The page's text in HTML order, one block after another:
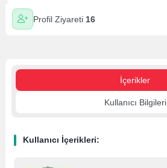
Profil Ziyareti 16
İçerikler
Kullanıcı Bilgileri
Kullanıcı İçerikleri: